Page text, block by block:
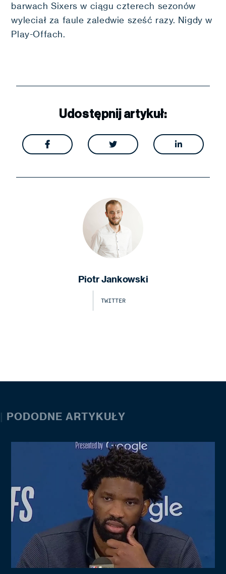
barwach Sixers w ciągu czterech sezonów
wyleciał za faule zaledwie sześć razy. Nigdy w
Play-Offach.
Udostępnij artykuł:
  
Piotr Jankowski
TWITTER
| PODODNE ARTYKUŁY